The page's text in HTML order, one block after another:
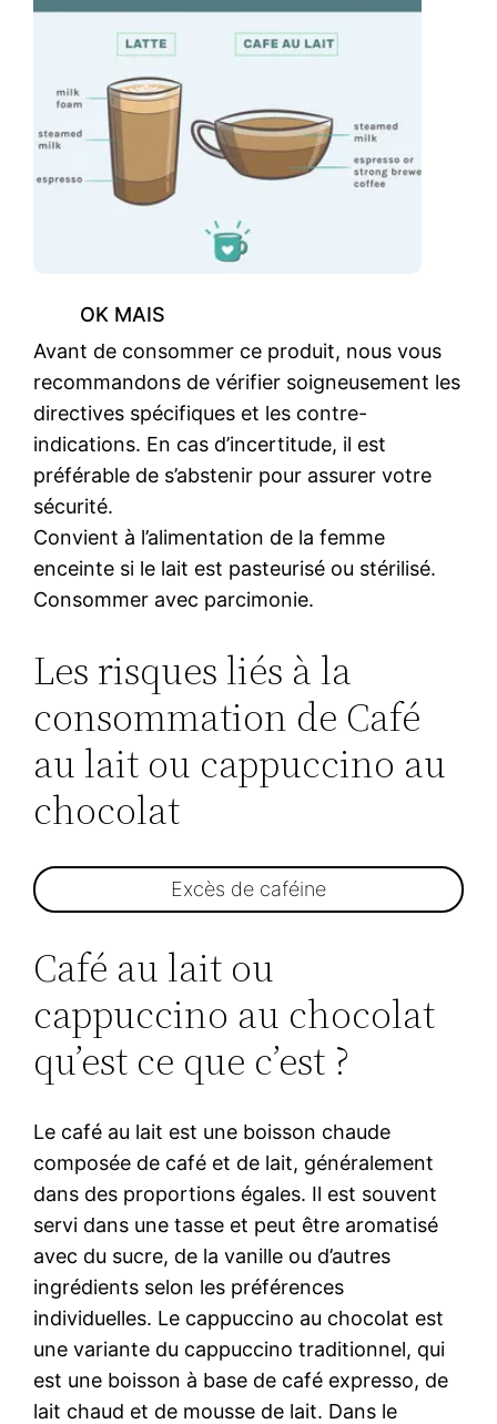
OK MAIS
Avant de consommer ce produit, nous vous
recommandons de vérifier soigneusement les
directives spécifiques et les contre-
indications. En cas d’incertitude, il est
préférable de s’abstenir pour assurer votre
sécurité.
Convient à l’alimentation de la femme
enceinte si le lait est pasteurisé ou stérilisé.
Consommer avec parcimonie.
Les risques liés à la
consommation de Café
au lait ou cappuccino au
chocolat
Excès de caféine
Café au lait ou
cappuccino au chocolat
qu’est ce que c’est ?
Le café au lait est une boisson chaude
composée de café et de lait, généralement
dans des proportions égales. Il est souvent
servi dans une tasse et peut être aromatisé
avec du sucre, de la vanille ou d’autres
ingrédients selon les préférences
individuelles. Le cappuccino au chocolat est
une variante du cappuccino traditionnel, qui
est une boisson à base de café expresso, de
lait chaud et de mousse de lait. Dans le